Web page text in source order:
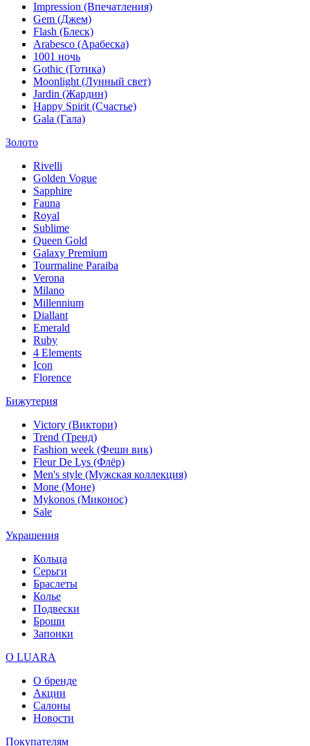
Impression (Впечатления)
Gem (Джем)
Flash (Блеск)
Arabesco (Арабеска)
1001 ночь
Gothic (Готика)
Moonlight (Лунный свет)
Jardin (Жардин)
Happy Spirit (Счастье)
Gala (Гала)
Золото
Rivelli
Golden Vogue
Sapphire
Fauna
Royal
Sublime
Queen Gold
Galaxy Premium
Tourmaline Paraiba
Verona
Milano
Millennium
Diallant
Emerald
Ruby
4 Elements
Icon
Florence
Бижутерия
Victory (Виктори)
Trend (Тренд)
Fashion week (Фешн вик)
Fleur De Lys (Флёр)
Men's style (Мужская коллекция)
Mone (Моне)
Mykonos (Миконос)
Sale
Украшения
Кольца
Серьги
Браслеты
Колье
Подвески
Броши
Запонки
О LUARA
О бренде
Акции
Салоны
Новости
Покупателям